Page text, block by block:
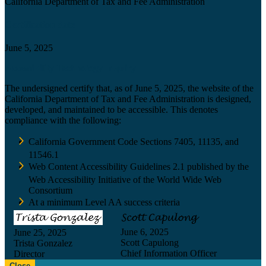
June 5, 2025
The undersigned certify that, as of June 5, 2025, the website of the
California Department of Tax and Fee Administration is designed,
developed, and maintained to be accessible. This denotes
compliance with the following:
California Government Code Sections 7405, 11135, and
11546.1
Web Content Accessibility Guidelines 2.1 published by the
Web Accessibility Initiative of the World Wide Web
Consortium
At a minimum Level AA success criteria
June 25, 2025
Trista Gonzalez
Director
June 6, 2025
Scott Capulong
Chief Information Officer